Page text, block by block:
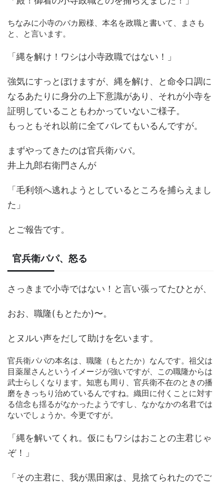
ちなみに小寺のバカ殿様、本名を政職と書いて、まさも
と、と言います。
「縄を解け！ワシは小寺政職ではない！」
強気にすっとぼけますが、縄を解け、と命令口調に
なるあたりに身分の上下意識があり、それが小寺を
証明していることもわかっていないご様子。
もっともそれ以前に全てバレてもいるんですが。
まずやってきたのは官兵衛パパ。
井上九郎右衛門さんが
「毛利領へ逃れようとしているところを捕らえまし
た」
とご報告です。
官兵衛パパ、怒る
さっきまで小寺ではない！と言い張ってたひとが、
おお、職隆(もとたか)〜。
とヌルい声をだして助けを乞います。
官兵衛パパの本名は、職隆（もとたか）なんです。祖父は
目薬屋さんというイメージが強いですが、この職隆からは
武士らしくなります。知恵も周り、官兵衛不在のときの播
磨をきっちり治めているんですね。織田に付くことに対す
る信念も揺るがなかったようですし、なかなかの名君では
ないでしょうか。今更ですが。
「縄を解いてくれ。仮にもワシはおことの主君じゃ
ぞ！」
「その主君に、我が黒田家は、見捨てられたのでご